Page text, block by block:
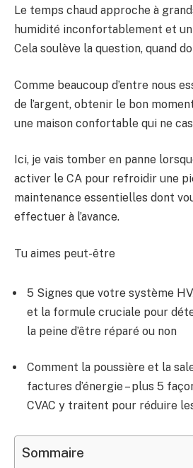
Le temps chaud approche à
humidité inconfortablement et
Cela soulève la question, quand
Comme beaucoup d’entre nous
de l’argent, obtenir le bon
une maison confortable qui ne
Ici, je vais tomber en panne
activer le CA pour refroidir une
maintenance essentielles dont
effectuer à l’avance.
Tu aimes peut-être
5 Signes que votre système
et la formule cruciale pour
la peine d’être réparé ou non
Comment la poussière et la
factures d’énergie – plus 5
CVAC y traitent pour réduire
Sommaire